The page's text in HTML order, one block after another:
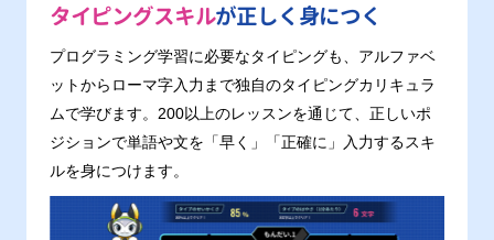
タイピングスキルが正しく身につく
プログラミング学習に必要なタイピングも、アルファベ
ットからローマ字入力まで独自のタイピングカリキュラ
ムで学びます。200以上のレッスンを通じて、正しいポ
ジションで単語や文を「早く」「正確に」入力するスキ
ルを身につけます。